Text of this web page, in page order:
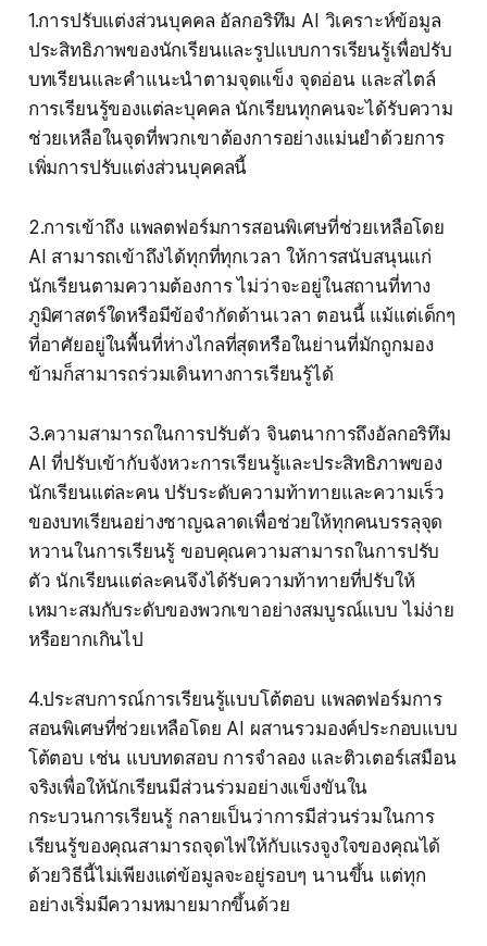
1.การปรับแต่งส่วนบุคคล อัลกอริทึม AI วิเคราะห์ข้อมูล
ประสิทธิภาพของนักเรียนและรูปแบบการเรียนรู้เพื่อปรับ
บทเรียนและคำแนะนำตามจุดแข็ง จุดอ่อน และสไตล์
การเรียนรู้ของแต่ละบุคคล นักเรียนทุกคนจะได้รับความ
ช่วยเหลือในจุดที่พวกเขาต้องการอย่างแม่นยำด้วยการ
เพิ่มการปรับแต่งส่วนบุคคลนี้
2.การเข้าถึง แพลตฟอร์มการสอนพิเศษที่ช่วยเหลือโดย
AI สามารถเข้าถึงได้ทุกที่ทุกเวลา ให้การสนับสนุนแก่
นักเรียนตามความต้องการ ไม่ว่าจะอยู่ในสถานที่ทาง
ภูมิศาสตร์ใดหรือมีข้อจำกัดด้านเวลา ตอนนี้ แม้แต่เด็กๆ
ที่อาศัยอยู่ในพื้นที่ห่างไกลที่สุดหรือในย่านที่มักถูกมอง
ข้ามก็สามารถร่วมเดินทางการเรียนรู้ได้
3.ความสามารถในการปรับตัว จินตนาการถึงอัลกอริทึม
AI ที่ปรับเข้ากับจังหวะการเรียนรู้และประสิทธิภาพของ
นักเรียนแต่ละคน ปรับระดับความท้าทายและความเร็ว
ของบทเรียนอย่างชาญฉลาดเพื่อช่วยให้ทุกคนบรรลุจุด
หวานในการเรียนรู้ ขอบคุณความสามารถในการปรับ
ตัว นักเรียนแต่ละคนจึงได้รับความท้าทายที่ปรับให้
เหมาะสมกับระดับของพวกเขาอย่างสมบูรณ์แบบ ไม่ง่าย
หรือยากเกินไป
4.ประสบการณ์การเรียนรู้แบบโต้ตอบ แพลตฟอร์มการ
สอนพิเศษที่ช่วยเหลือโดย AI ผสานรวมองค์ประกอบแบบ
โต้ตอบ เช่น แบบทดสอบ การจำลอง และติวเตอร์เสมือน
จริงเพื่อให้นักเรียนมีส่วนร่วมอย่างแข็งขันใน
กระบวนการเรียนรู้ กลายเป็นว่าการมีส่วนร่วมในการ
เรียนรู้ของคุณสามารถจุดไฟให้กับแรงจูงใจของคุณได้
ด้วยวิธีนี้ไม่เพียงแต่ข้อมูลจะอยู่รอบๆ นานขึ้น แต่ทุก
อย่างเริ่มมีความหมายมากขึ้นด้วย